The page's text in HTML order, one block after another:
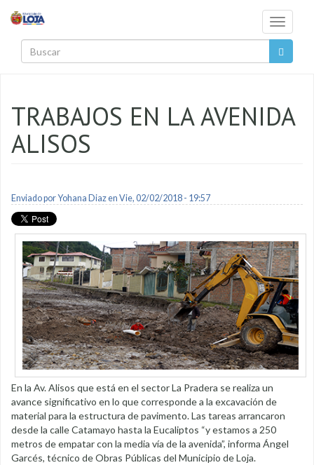
Toggle
TRABAJOS EN LA AVENIDA
ALISOS
Enviado porYohana Diazen Vie, 02/02/2018 - 19:57
En la Av. Alisos que está en el sector La Pradera se realiza un
avance significativo en lo que corresponde a la excavación de
material para la estructura de pavimento. Las tareas arrancaron
desde la calle Catamayo hasta la Eucaliptos “y estamos a 250
metros de empatar con la media vía de la avenida”, informa Ángel
Garcés, técnico de Obras Públicas del Municipio de Loja.